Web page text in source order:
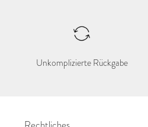
Unkomplizierte Rückgabe